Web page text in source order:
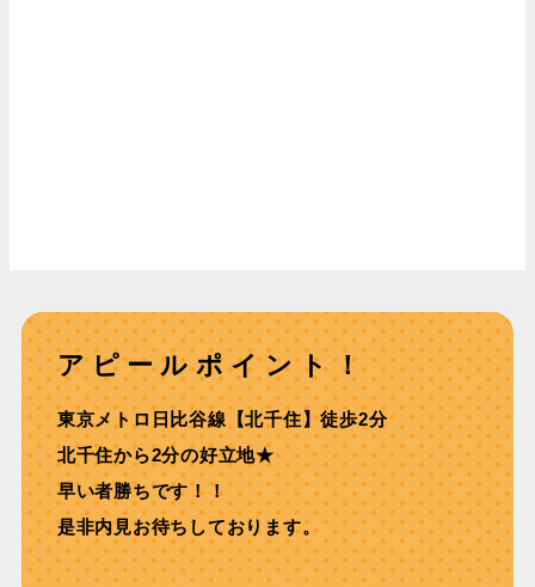
アピールポイント！
東京メトロ⽇⽐⾕線【北千住】徒歩2分
北千住から2分の好立地★
早い者勝ちです！！
是非内見お待ちしております。